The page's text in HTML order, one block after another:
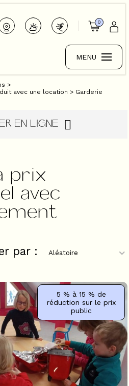
0
MENU
>
avec une location > Garderie
EN LIGNE
prix
avec
par :
5 % à 15 % de
réduction sur le prix
public